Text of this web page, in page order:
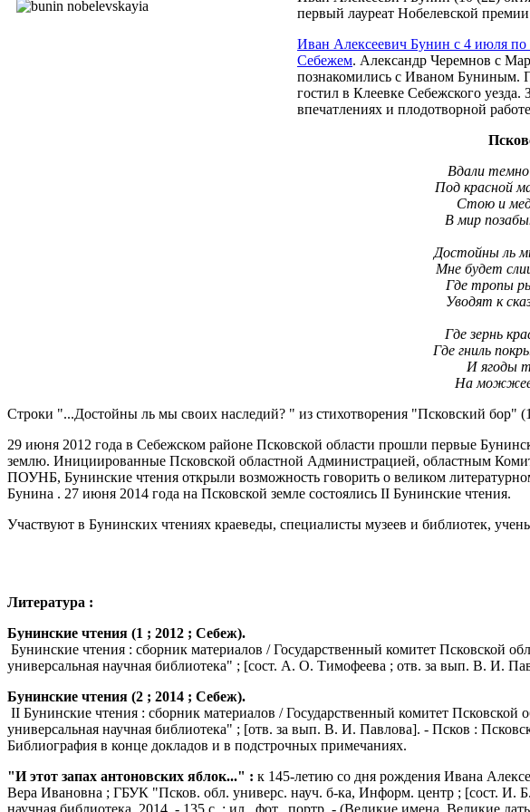
первый лауреат Нобелевской
Иван Алексеевич Бунин с 4 июля по
Себежем. Александр Черемнов с
познакомились с Иваном Буниным.
гостил в Клеевке Себежского уезда.
впечатлениях и плодотворной
Вдали
Под красной
Стою и
В мир
Достойны ль
Мне будет
Где тропы
Уводят к
Где зернь
Где гниль
И ягоды
На
Строки "...Достойны ль мы своих наследий? " из стихотворения "Псковский бор"
29 июня 2012 года в Себежском районе Псковской области прошли первые
землю. Инициированные Псковской областной Администрацией, областным
ПОУНБ, Бунинские чтения открыли возможность говорить о великом
Бунина . 27 июня 2014 года на Псковской земле состоялись II Бунинские чтения.
Участвуют в Бунинских чтениях краеведы, специалисты музеев и библиотек,
Литература :
Бунинские чтения (1 ; 2012 ; Себеж).
Бунинские чтения : сборник материалов / Государственный комитет Псковской
универсальная научная библиотека" ; [сост. А. О. Тимофеева ; отв. за вып. В. И.
Бунинские чтения (2 ; 2014 ; Себеж).
II Бунинские чтения : сборник материалов / Государственный комитет Псковской
универсальная научная библиотека" ; [отв. за вып. В. И. Павлова]. - Псков :
Библиография в конце докладов и в подстрочных примечаниях.
"И этот запах антоновских яблок..." : к 145-летию со дня рождения Ивана
Вера Ивановна ; ГБУК "Псков. обл. универс. науч. б-ка, Информ. центр ; [сост. И. Б.